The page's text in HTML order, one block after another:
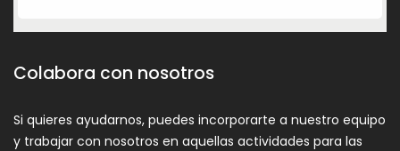
Colabora con nosotros
Si quieres ayudarnos, puedes incorporarte a nuestro equipo
y trabajar con nosotros en aquellas actividades para las